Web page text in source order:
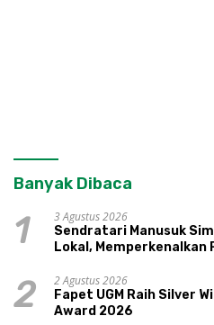
Banyak Dibaca
1
3 Agustus 2026
Sendratari Manusuk
Lokal, Memperkenalkan
2
2 Agustus 2026
Fapet UGM Raih Silver
Award 2026